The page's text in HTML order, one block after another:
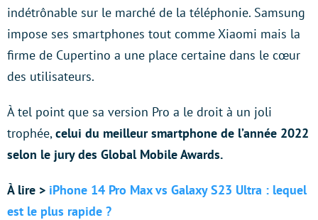
indétrônable sur le marché de la téléphonie. Samsung
impose ses smartphones tout comme Xiaomi mais la
firme de Cupertino a une place certaine dans le cœur
des utilisateurs.
À tel point que sa version Pro a le droit à un joli
trophée,celui du meilleur smartphone de l’année 2022
selon le jury des Global Mobile Awards.
À lire > iPhone 14 Pro Max vs Galaxy S23 Ultra : lequel
est le plus rapide ?